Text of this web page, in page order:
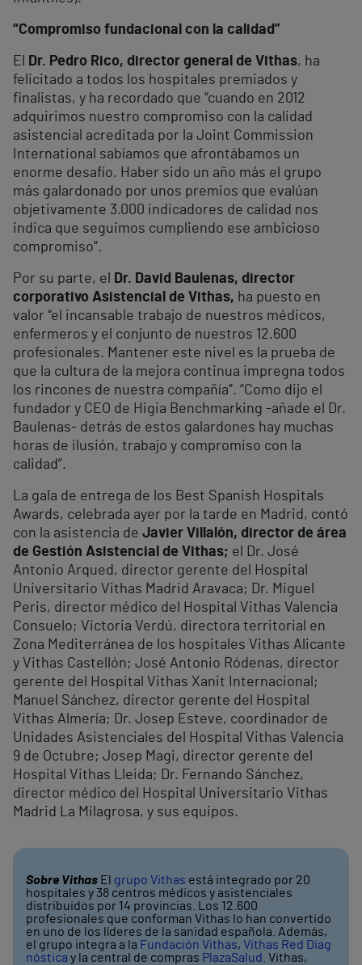
“Compromiso fundacional con la calidad”
El Dr. Pedro Rico, director general de Vithas, ha
felicitado a todos los hospitales premiados y
finalistas, y ha recordado que “cuando en 2012
adquirimos nuestro compromiso con la calidad
asistencial acreditada por la Joint Commission
International sabíamos que afrontábamos un
enorme desafío. Haber sido un año más el grupo
más galardonado por unos premios que evalúan
objetivamente 3.000 indicadores de calidad nos
indica que seguimos cumpliendo ese ambicioso
compromiso”.
Por su parte, el
Dr. David Baulenas, director
corporativo Asistencial de Vithas, ha puesto en
valor “el incansable trabajo de nuestros médicos,
enfermeros y el conjunto de nuestros 12.600
profesionales. Mantener este nivel es la prueba de
que la cultura de la mejora continua impregna todos
los rincones de nuestra compañía”. “Como dijo el
fundador y CEO de Higia Benchmarking -añade el Dr.
Baulenas- detrás de estos galardones hay muchas
horas de ilusión, trabajo y compromiso con la
calidad”.
La gala de entrega de los Best Spanish Hospitals
Awards, celebrada ayer por la tarde en Madrid, contó
con la asistencia de Javier Villalón, director de área
de Gestión Asistencial de Vithas; el Dr. José
Antonio Arqued, director gerente del Hospital
Universitario Vithas Madrid Aravaca; Dr. Miguel
Peris, director médico del Hospital Vithas Valencia
Consuelo; Victoria Verdú, directora territorial en
Zona Mediterránea de los hospitales Vithas Alicante
y Vithas Castellón; José Antonio Ródenas, director
gerente del Hospital Vithas Xanit Internacional;
Manuel Sánchez, director gerente del Hospital
Vithas Almería; Dr. Josep Esteve, coordinador de
Unidades Asistenciales del Hospital Vithas Valencia
9 de Octubre; Josep Magi, director gerente del
Hospital Vithas Lleida; Dr. Fernando Sánchez,
director médico del Hospital Universitario Vithas
Madrid La Milagrosa, y sus equipos.
Sobre Vithas El grupo Vithas está integrado por 20
hospitales y 38 centros médicos y asistenciales
distribuidos por 14 provincias. Los 12.600
profesionales que conforman Vithas lo han convertido
en uno de los líderes de la sanidad española. Además,
el grupo integra a la Fundación Vithas, Vithas Red Diag
nóstica y la central de compras PlazaSalud. Vithas,